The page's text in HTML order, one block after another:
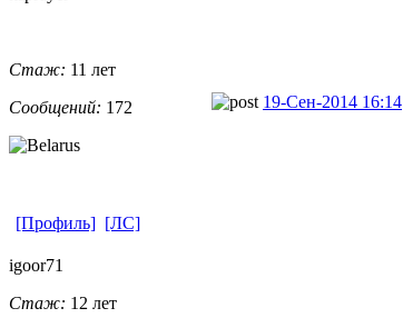
Стаж: 11 лет
Сообщений: 172 19-Сен-2014 16:14
[Профиль] [ЛС]
igoor71
Стаж: 12 лет